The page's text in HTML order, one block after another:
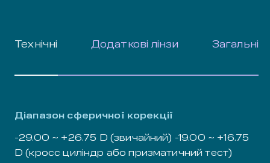
Технічні Додаткові лінзи Загальні
Діапазон сферичної корекції
-29.00 ~ +26.75 D (звичайний) -19.00 ~ +16.75
D (кросс циліндр або призматичний тест)